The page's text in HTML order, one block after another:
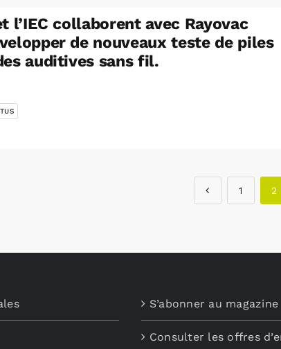
l’IEC collaborent avec Rayovac
de nouveaux teste de piles
auditives sans fil.
1 2
S’abonner au magazine
Consulter les offres